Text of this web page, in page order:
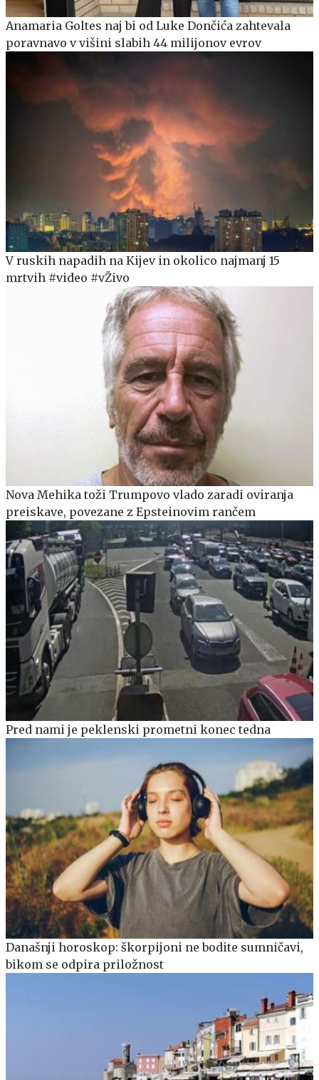
Anamaria Goltes naj bi od Luke Dončića zahtevala
poravnavo v višini slabih 44 milijonov evrov
V ruskih napadih na Kijev in okolico najmanj 15
mrtvih #video #vŽivo
Nova Mehika toži Trumpovo vlado zaradi oviranja
preiskave, povezane z Epsteinovim rančem
Pred nami je peklenski prometni konec tedna
Današnji horoskop: škorpijoni ne bodite sumničavi,
bikom se odpira priložnost